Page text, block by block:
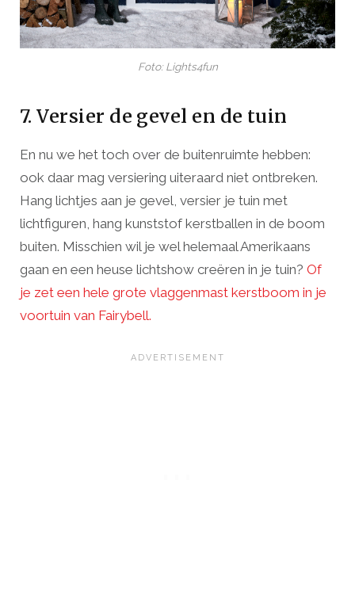
Foto: Lights4fun
7. Versier de gevel en de tuin
En nu we het toch over de buitenruimte hebben:
ook daar mag versiering uiteraard niet ontbreken.
Hang lichtjes aan je gevel, versier je tuin met
lichtfiguren, hang kunststof kerstballen in de boom
buiten. Misschien wil je wel helemaal Amerikaans
gaan en een heuse lichtshow creëren in je tuin? Of
je zet een hele grote vlaggenmast kerstboom in je
voortuin van Fairybell.